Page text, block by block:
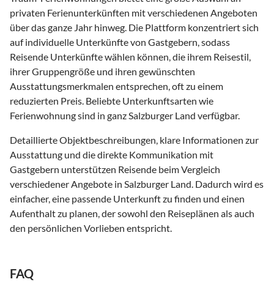
privaten Ferienunterkünften mit verschiedenen Angeboten
über das ganze Jahr hinweg. Die Plattform konzentriert sich
auf individuelle Unterkünfte von Gastgebern, sodass
Reisende Unterkünfte wählen können, die ihrem Reisestil,
ihrer Gruppengröße und ihren gewünschten
Ausstattungsmerkmalen entsprechen, oft zu einem
reduzierten Preis. Beliebte Unterkunftsarten wie
Ferienwohnung sind in ganz Salzburger Land verfügbar.
Detaillierte Objektbeschreibungen, klare Informationen zur
Ausstattung und die direkte Kommunikation mit
Gastgebern unterstützen Reisende beim Vergleich
verschiedener Angebote in Salzburger Land. Dadurch wird es
einfacher, eine passende Unterkunft zu finden und einen
Aufenthalt zu planen, der sowohl den Reiseplänen als auch
den persönlichen Vorlieben entspricht.
FAQ